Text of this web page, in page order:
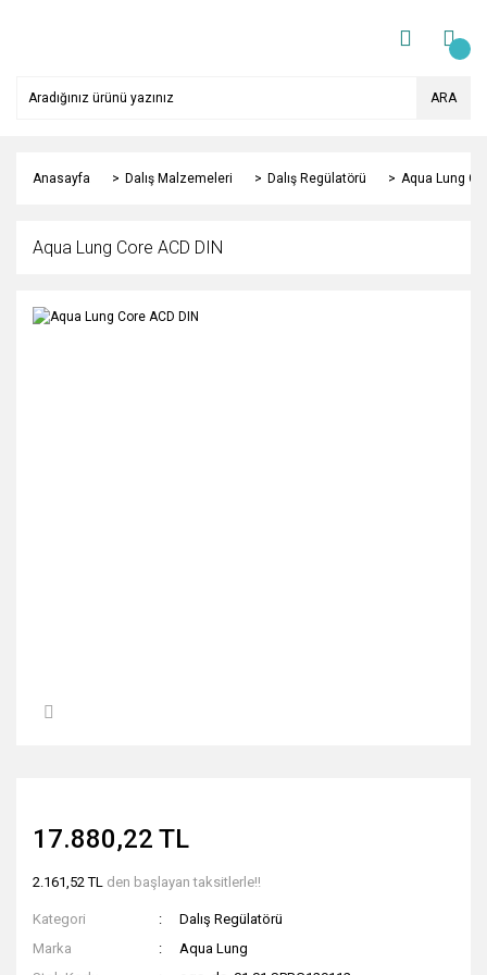
ARA
Anasayfa Dalış Malzemeleri Dalış Regülatörü Aqua Lung
Aqua Lung Core ACD DIN
17.880,22 TL
2.161,52 TL den başlayan taksitlerle!!
Kategori
Dalış Regülatörü
Marka
Aqua Lung